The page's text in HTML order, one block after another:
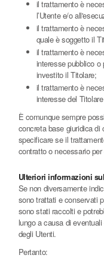
il trattamento è
l’Utente e/o
il trattamento è
quale è soggetto il
il trattamento è
interesse pubblico o
investito il Titolare;
il trattamento è
interesse del
È comunque sempre
concreta base giuridica
specificare se il
contratto o necessario
Ulteriori informazioni
Se non diversamente
sono trattati e conservati
sono stati raccolti e
lungo a causa di
degli Utenti.
Pertanto: